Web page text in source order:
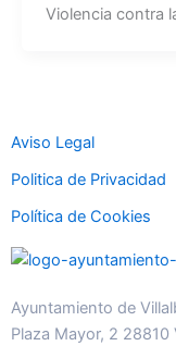
Violencia contra
Aviso Legal
Politica de Privacidad
Política de Cookies
Ayuntamiento de
Plaza Mayor, 2 28810